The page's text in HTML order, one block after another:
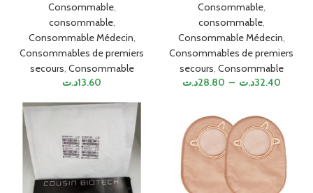
Consommable,
consommable,
Consommable Médecin,
Consommables de premiers
secours, Consommable
13.60د.ت
Consommable,
consommable,
Consommable Médecin,
Consommables de premiers
secours, Consommable
28.80د.ت – 32.40د.ت